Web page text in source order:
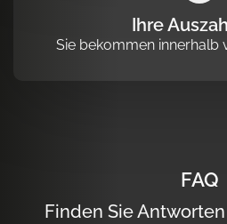
Ihre
Sie bekommen innerhalb
FAQ
Finden Sie